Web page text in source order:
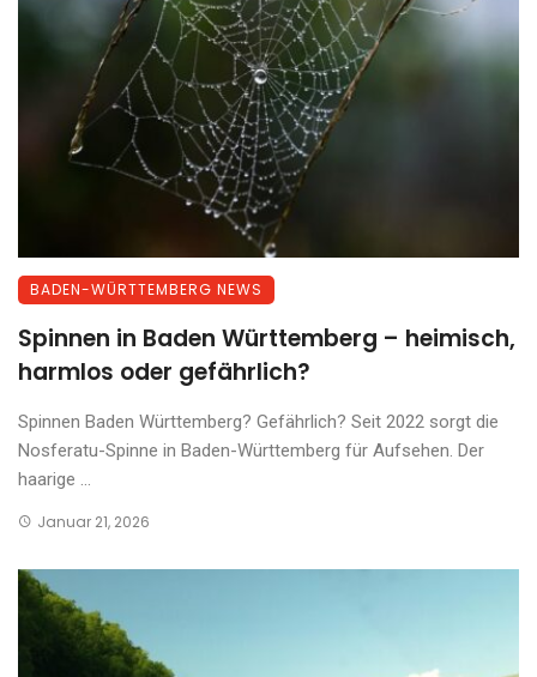
BADEN-WÜRTTEMBERG NEWS
Spinnen in Baden Württemberg – heimisch,
harmlos oder gefährlich?
Spinnen Baden Württemberg? Gefährlich? Seit 2022 sorgt die
Nosferatu-Spinne in Baden-Württemberg für Aufsehen. Der
haarige ...
Januar 21, 2026